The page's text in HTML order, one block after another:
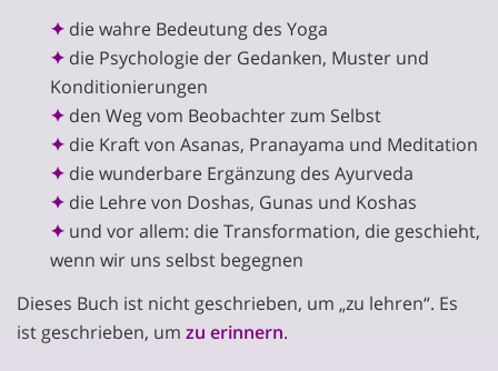
✦ die wahre Bedeutung des Yoga
✦ die Psychologie der Gedanken, Muster und
Konditionierungen
✦ den Weg vom Beobachter zum Selbst
✦ die Kraft von Asanas, Pranayama und Meditation
✦ die wunderbare Ergänzung des Ayurveda
✦ die Lehre von Doshas, Gunas und Koshas
✦ und vor allem: die Transformation, die geschieht,
wenn wir uns selbst begegnen
Dieses Buch ist nicht geschrieben, um „zu lehren“. Es
ist geschrieben, um zu erinnern.